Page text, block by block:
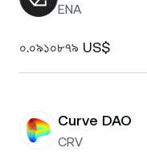
ENA
০.০৯১০৮৭৯ US$
Curve DAO
CRV